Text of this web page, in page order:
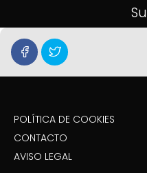
POLÍTICA DE COOKIES
CONTACTO
AVISO LEGAL